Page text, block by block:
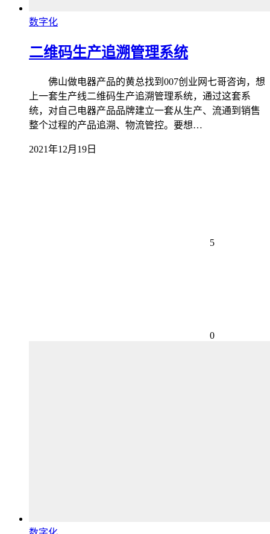
数字化
二维码生产追溯管理系统
佛山做电器产品的黄总找到007创业网七哥咨询，想
上一套生产线二维码生产追溯管理系统，通过这套系
统，对自己电器产品品牌建立一套从生产、流通到销售
整个过程的产品追溯、物流管控。要想…
2021年12月19日
5
0